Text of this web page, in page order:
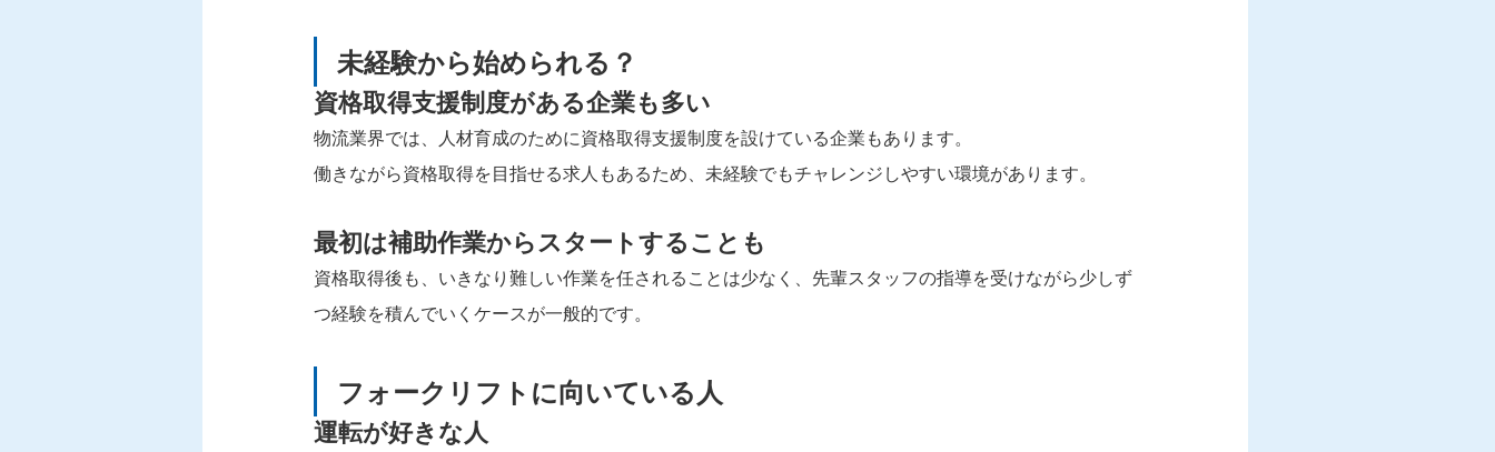
未経験から始められる？
資格取得支援制度がある企業も多い
物流業界では、人材育成のために資格取得支援制度を設けている企業もあります。
働きながら資格取得を目指せる求人もあるため、未経験でもチャレンジしやすい環境があります。
最初は補助作業からスタートすることも
資格取得後も、いきなり難しい作業を任されることは少なく、先輩スタッフの指導を受けながら少しず
つ経験を積んでいくケースが一般的です。
フォークリフトに向いている人
運転が好きな人